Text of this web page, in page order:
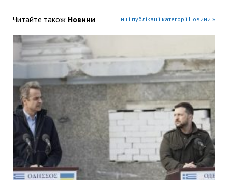
Читайте також Новини Інші публікації категорії Новини »